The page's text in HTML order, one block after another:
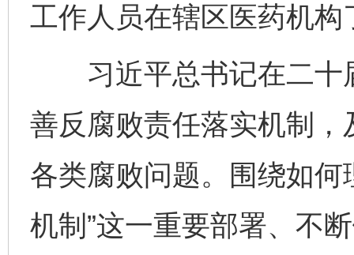
工作人员在辖区医药机
习近平总书记在二十
善反腐败责任落实机制
各类腐败问题。围绕如何
机制”这一重要部署、不